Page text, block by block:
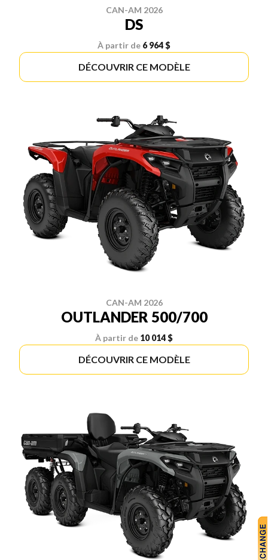
CAN-AM 2026
DS
À partir de 6 964 $
DÉCOUVRIR CE MODÈLE
CAN-AM 2026
OUTLANDER 500/700
À partir de 10 014 $
DÉCOUVRIR CE MODÈLE